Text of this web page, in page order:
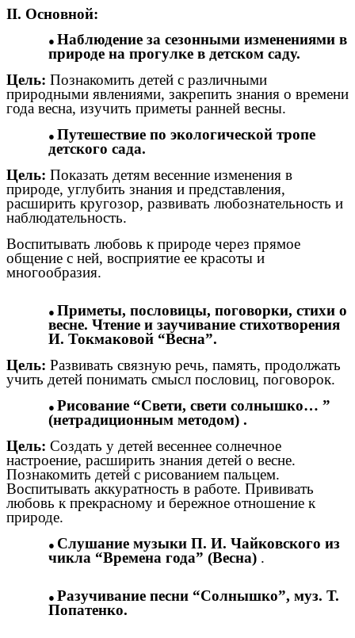
II. Основной:
Наблюдение за сезонными изменениями в
природе на прогулке в детском саду.
Цель: Познакомить детей с различными
природными явлениями, закрепить знания о времени
года весна, изучить приметы ранней весны.
Путешествие по экологической тропе
детского сада.
Цель: Показать детям весенние изменения в
природе, углубить знания и представления,
расширить кругозор, развивать любознательность и
наблюдательность.
Воспитывать любовь к природе через прямое
общение с ней, восприятие ее красоты и
многообразия.
Приметы, пословицы, поговорки, стихи о
весне. Чтение и заучивание стихотворения
И. Токмаковой “Весна”.
Цель: Развивать связную речь, память, продолжать
учить детей понимать смысл пословиц, поговорок.
Рисование “Свети, свети солнышко… ”
(нетрадиционным методом) .
Цель: Создать у детей весеннее солнечное
настроение, расширить знания детей о весне.
Познакомить детей с рисованием пальцем.
Воспитывать аккуратность в работе. Прививать
любовь к прекрасному и бережное отношение к
природе.
Слушание музыки П. И. Чайковского из
чикла “Времена года” (Весна) .
Разучивание песни “Солнышко”, муз. Т.
Попатенко.